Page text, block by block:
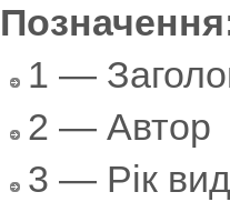
1 —
2 — Автор
3 — Рік